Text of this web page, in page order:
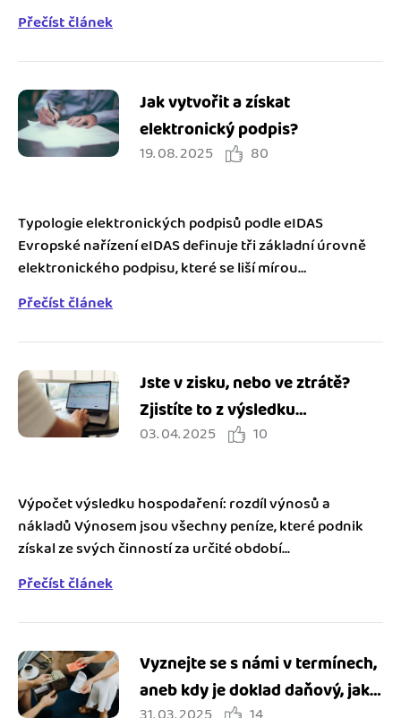
Přečíst článek
Jak vytvořit a získat
elektronický podpis?
19. 08. 2025 80
Typologie elektronických podpisů podle eIDAS
Evropské nařízení eIDAS definuje tři základní úrovně
elektronického podpisu, které se liší mírou
Přečíst článek
Jste v zisku, nebo ve ztrátě?
Zjistíte to z výsledku
hospodaření
03. 04. 2025 10
Výpočet výsledku hospodaření: rozdíl výnosů a
nákladů Výnosem jsou všechny peníze, které podnik
získal ze svých činností za určité období...
Přečíst článek
Vyznejte se s námi v termínech,
aneb kdy je doklad daňový, jak